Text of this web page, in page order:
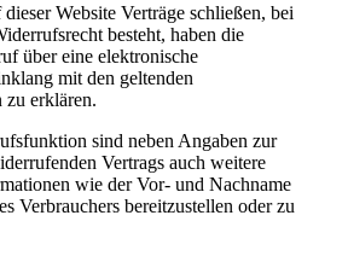
Website Verträge schließen, bei
besteht, haben die
über eine elektronische
mit den geltenden
zu erklären.
sind neben Angaben zur
Vertrags auch weitere
wie der Vor- und Nachname
Verbrauchers bereitzustellen oder zu